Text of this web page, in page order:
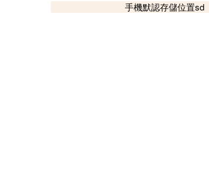
手機默認存儲位置sd